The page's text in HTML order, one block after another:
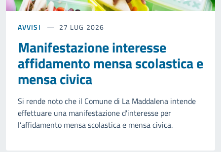
AVVISI 27 LUG 2026
Manifestazione interesse
affidamento mensa scolastica e
mensa civica
Si rende noto che il Comune di La Maddalena intende
effettuare una manifestazione d'interesse per
l’affidamento mensa scolastica e mensa civica.